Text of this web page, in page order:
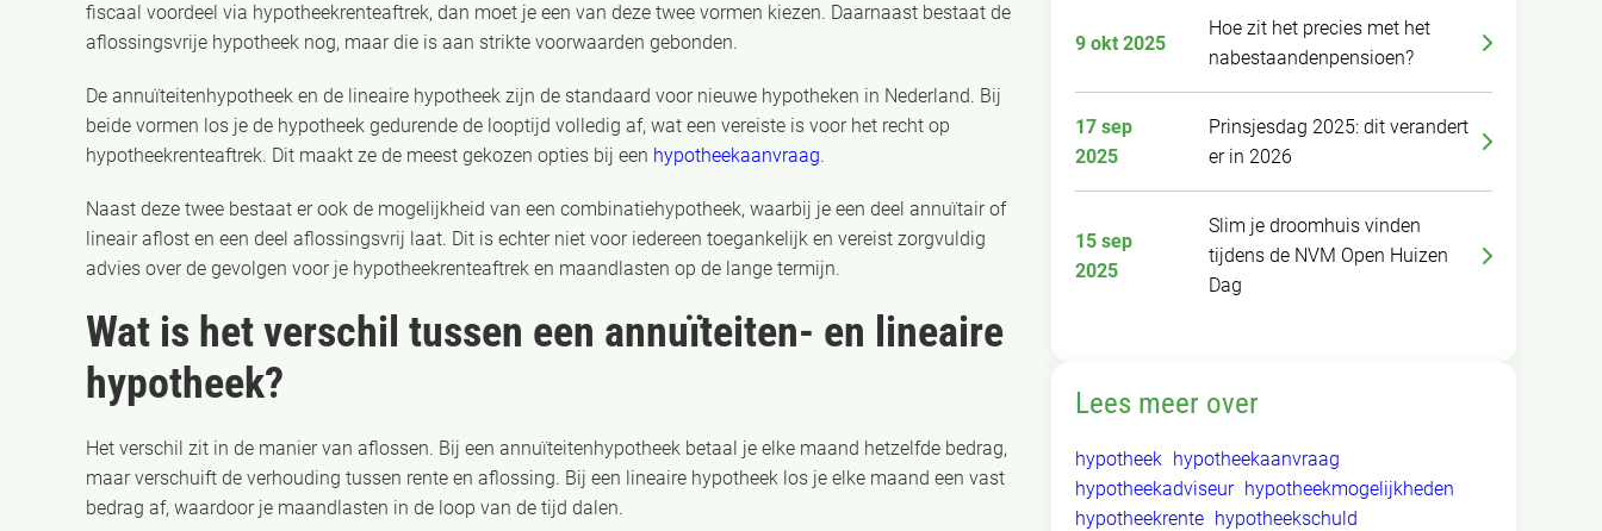
fiscaal voordeel via hypotheekrenteaftrek, dan moet je een van deze twee vormen kiezen. Daarnaast bestaat de
aflossingsvrije hypotheek nog, maar die is aan strikte voorwaarden gebonden.
De annuïteitenhypotheek en de lineaire hypotheek zijn de standaard voor nieuwe hypotheken in Nederland. Bij
beide vormen los je de hypotheek gedurende de looptijd volledig af, wat een vereiste is voor het recht op
hypotheekrenteaftrek. Dit maakt ze de meest gekozen opties bij een hypotheekaanvraag.
Naast deze twee bestaat er ook de mogelijkheid van een combinatiehypotheek, waarbij je een deel annuïtair of
lineair aflost en een deel aflossingsvrij laat. Dit is echter niet voor iedereen toegankelijk en vereist zorgvuldig
advies over de gevolgen voor je hypotheekrenteaftrek en maandlasten op de lange termijn.
Wat is het verschil tussen een annuïteiten- en lineaire
hypotheek?
Het verschil zit in de manier van aflossen. Bij een annuïteitenhypotheek betaal je elke maand hetzelfde bedrag,
maar verschuift de verhouding tussen rente en aflossing. Bij een lineaire hypotheek los je elke maand een vast
bedrag af, waardoor je maandlasten in de loop van de tijd dalen.
9 okt 2025
Hoe zit het precies met het
nabestaandenpensioen?
17 sep
2025
Prinsjesdag 2025: dit verandert
er in 2026
15 sep
2025
Slim je droomhuis vinden
tijdens de NVM Open Huizen
Dag
Lees meer over
hypotheek hypotheekaanvraag
hypotheekadviseur hypotheekmogelijkheden
hypotheekrente hypotheekschuld